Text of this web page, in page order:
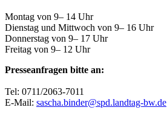
Montag von 9– 14 Uhr
Dienstag und Mittwoch von 9– 16 Uhr
Donnerstag von 9– 17 Uhr
Freitag von 9– 12 Uhr
Presseanfragen bitte an:
Tel: 0711/2063-7011
E-Mail: sascha.binder@spd.landtag-bw.de